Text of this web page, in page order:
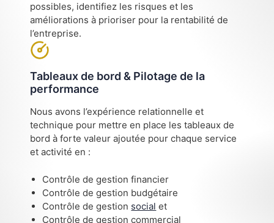
possibles, identifiez les risques et les
améliorations à prioriser pour la rentabilité de
l’entreprise.
Tableaux de bord & Pilotage de la
performance
Nous avons l’expérience relationnelle et
technique pour mettre en place les tableaux de
bord à forte valeur ajoutée pour chaque service
et activité en :
Contrôle de gestion financier
Contrôle de gestion budgétaire
Contrôle de gestion social et
Contrôle de gestion commercial